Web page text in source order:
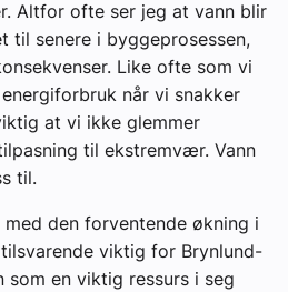
Altfor ofte ser jeg at vann blir
til senere i byggeprosessen,
Like ofte som vi
når vi snakker
at vi ikke glemmer
til ekstremvær. Vann
til.
den forventende økning i
viktig for Brynlund-
som en viktig ressurs i seg